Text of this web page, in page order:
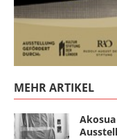
MEHR ARTIKEL